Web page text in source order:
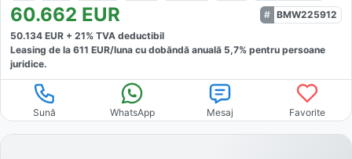
60.662 EUR
BMW225912
50.134 EUR + 21% TVA deductibil
Leasing de la 611 EUR/luna cu dobăndă anuală 5,7% pentru persoane
juridice.
Sună WhatsApp Mesaj Favorite